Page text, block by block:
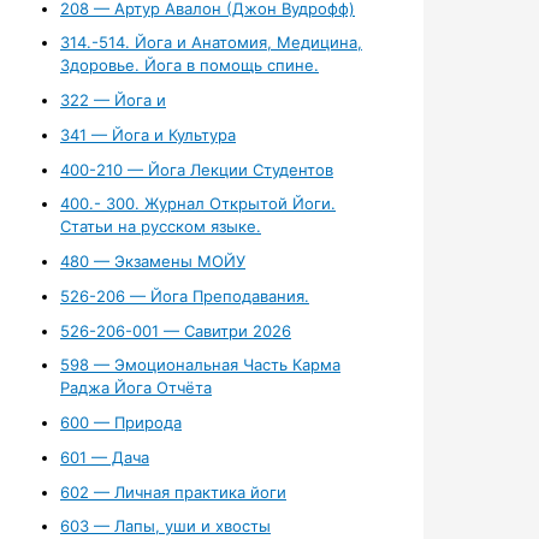
208 — Артур Авалон (Джон Вудрофф)
314.-514. Йога и Анатомия, Медицина,
Здоровье. Йога в помощь спине.
322 — Йога и
341 — Йога и Культура
400-210 — Йога Лекции Студентов
400.- 300. Журнал Открытой Йоги.
Статьи на русском языке.
480 — Экзамены МОЙУ
526-206 — Йога Преподавания.
526-206-001 — Савитри 2026
598 — Эмоциональная Часть Карма
Раджа Йога Отчёта
600 — Природа
601 — Дача
602 — Личная практика йоги
603 — Лапы, уши и хвосты